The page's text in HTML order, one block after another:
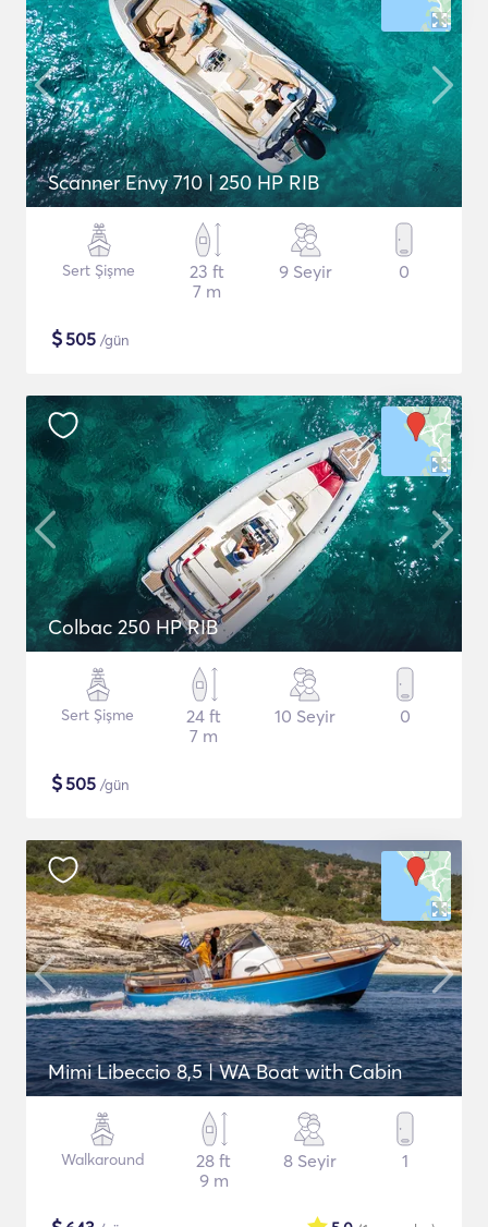
Scanner Envy 710 | 250 HP RIB
Sert Şişme
23 ft
7 m
9 Seyir 0
$505 /gün
Colbac 250 HP RIB
Sert Şişme
24 ft
7 m
10 Seyir 0
$505 /gün
Mimi Libeccio 8,5 | WA Boat with Cabin
Walkaround
28 ft
9 m
8 Seyir 1